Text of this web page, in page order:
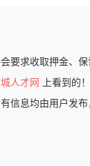
要求收取押金、保
人才网
上看到的！
信息均由用户发